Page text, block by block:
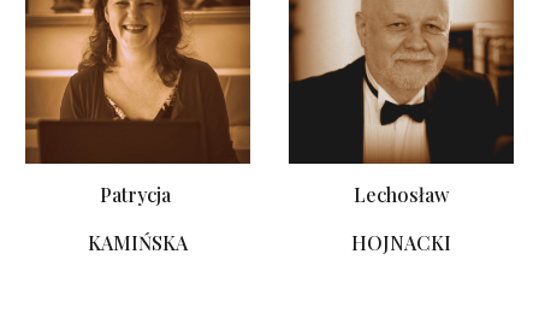
Patrycja
KAMIŃSKA
Lechosław
HOJNACKI